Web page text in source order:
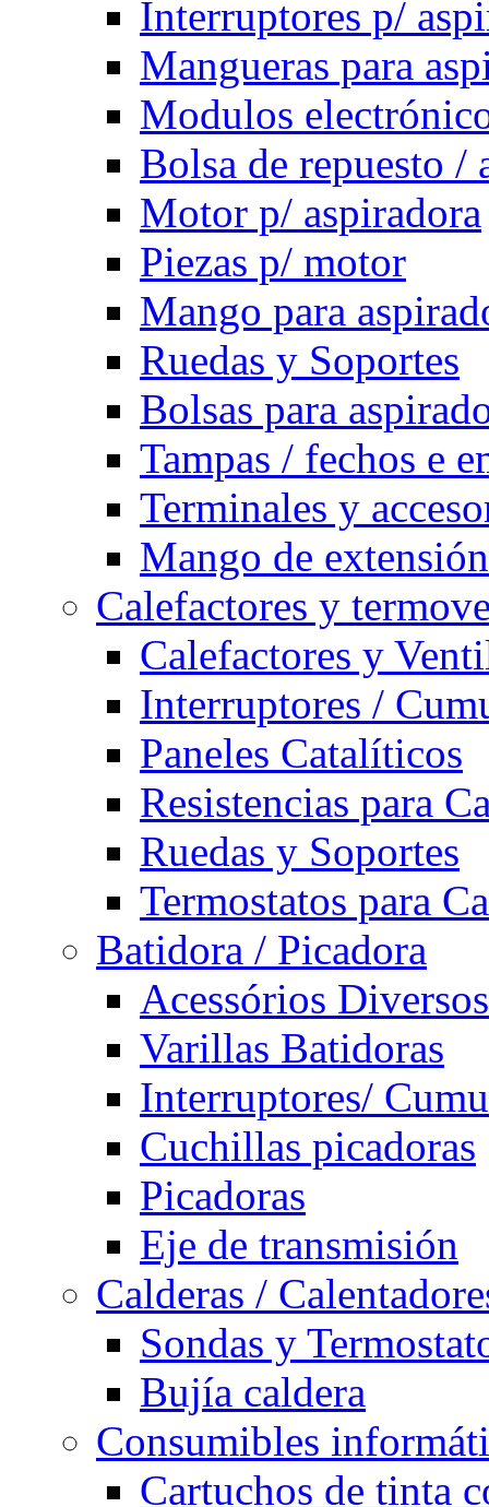
Interruptores p/
Mangueras para
Modulos
Bolsa de repuesto /
Motor p/ aspiradora
Piezas p/ motor
Mango para
Ruedas y Soportes
Bolsas para
Tampas / fechos e
Terminales y
Mango de
Calefactores y
Calefactores y
Interruptores /
Paneles Catalíticos
Resistencias para
Ruedas y Soportes
Termostatos para
Batidora / Picadora
Acessórios Diversos
Varillas Batidoras
Interruptores/
Cuchillas picadoras
Picadoras
Eje de transmisión
Calderas /
Sondas y
Bujía caldera
Consumibles
Cartuchos de tinta